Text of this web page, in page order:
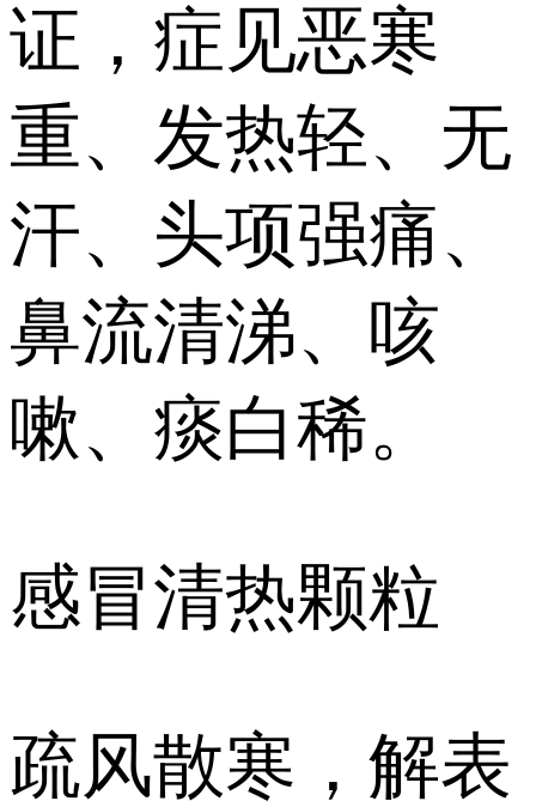
证，症见恶寒
重、发热轻、无
汗、头项强痛、
鼻流清涕、咳
嗽、痰白稀。
感冒清热颗粒
疏风散寒，解表